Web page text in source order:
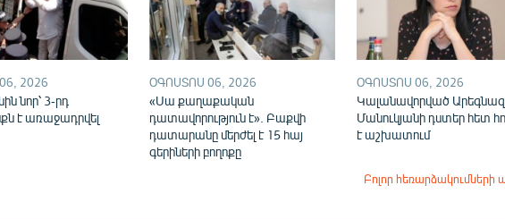
2026
նոր՝ 3-րդ
է առաջադրվել
ՕԳՈՍՏՈՍ 06, 2026
«Սա քաղաքական
դատավորություն է». Բաքվի
դատարանը մերժել է 15 հայ
գերիների բողոքը
ՕԳՈՍՏՈՍ 06, 2026
Կալանավորված Արեգնազ
Մանուկյանի դստեր հետ
է աշխատում
Բոլոր հեռարձակումների